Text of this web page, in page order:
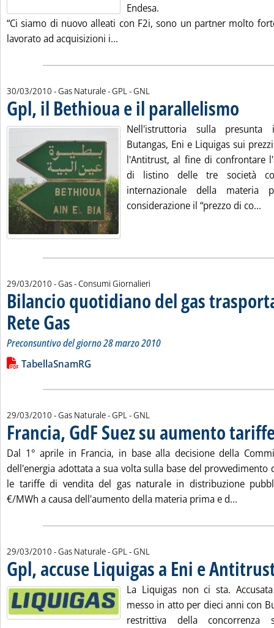
Endesa.
“Ci siamo di nuovo alleati con F2i, sono un partner molto
lavorato ad acquisizioni i...
30/03/2010 - Gas Naturale - GPL - GNL
Gpl, il Bethioua e il parallelismo
Nell'istruttoria sulla presunta
Butangas, Eni e Liquigas sui
l'Antitrust, al fine di confrontare
di listino delle tre società
internazionale della
considerazione il “prezzo di co...
29/03/2010 - Gas - Consumi Giornalieri
Bilancio quotidiano del gas
Rete Gas . Sottotitolo: Preconsuntivo del giorno 28 marzo 2010
. Pubblicata lunedì 29 marzo 2010 alle 16.9.
Preconsuntivo del giorno 28 marzo 2010
Leggi tutta la notizia: 'Bilancio quotidiano del gas
Lista allegati PDF alla notizia
TabellaSnamRG
29/03/2010 - Gas Naturale - GPL - GNL
Francia, GdF Suez su aumento
Dal 1° aprile in Francia, in base alla decisione della
dell'energia adottata a sua volta sulla base del
le tariffe di vendita del gas naturale in distribuzione
€/MWh a causa dell'aumento della materia prima e d...
29/03/2010 - Gas Naturale - GPL - GNL
Gpl, accuse Liquigas a Eni e
La Liquigas non ci sta.
messo in atto per dieci anni con
restrittiva della